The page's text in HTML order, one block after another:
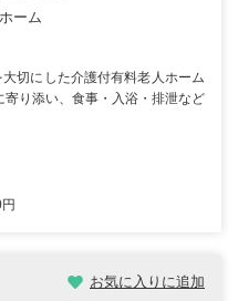
ーム
切にした介護付有料老人ホーム
り添い、食事・入浴・排泄など
お気に入りに追加